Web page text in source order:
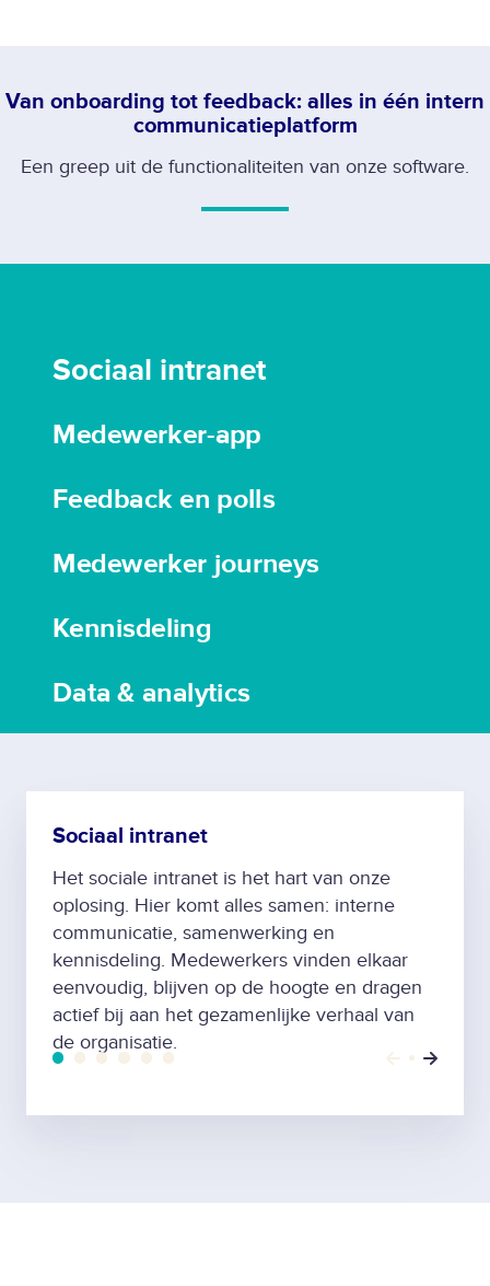
Van onboarding tot feedback: alles in één intern
communicatieplatform
Een greep uit de functionaliteiten van onze software.
Sociaal intranet
Het sociale intranet is het hart van onze
oplosing. Hier komt alles samen: interne
communicatie, samenwerking en
kennisdeling. Medewerkers vinden elkaar
eenvoudig, blijven op de hoogte en dragen
actief bij aan het gezamenlijke verhaal van
de organisatie.
Sociaal intranet
Medewerker-app
Feedback en polls
Medewerker journeys
Kennisdeling
Data & analytics